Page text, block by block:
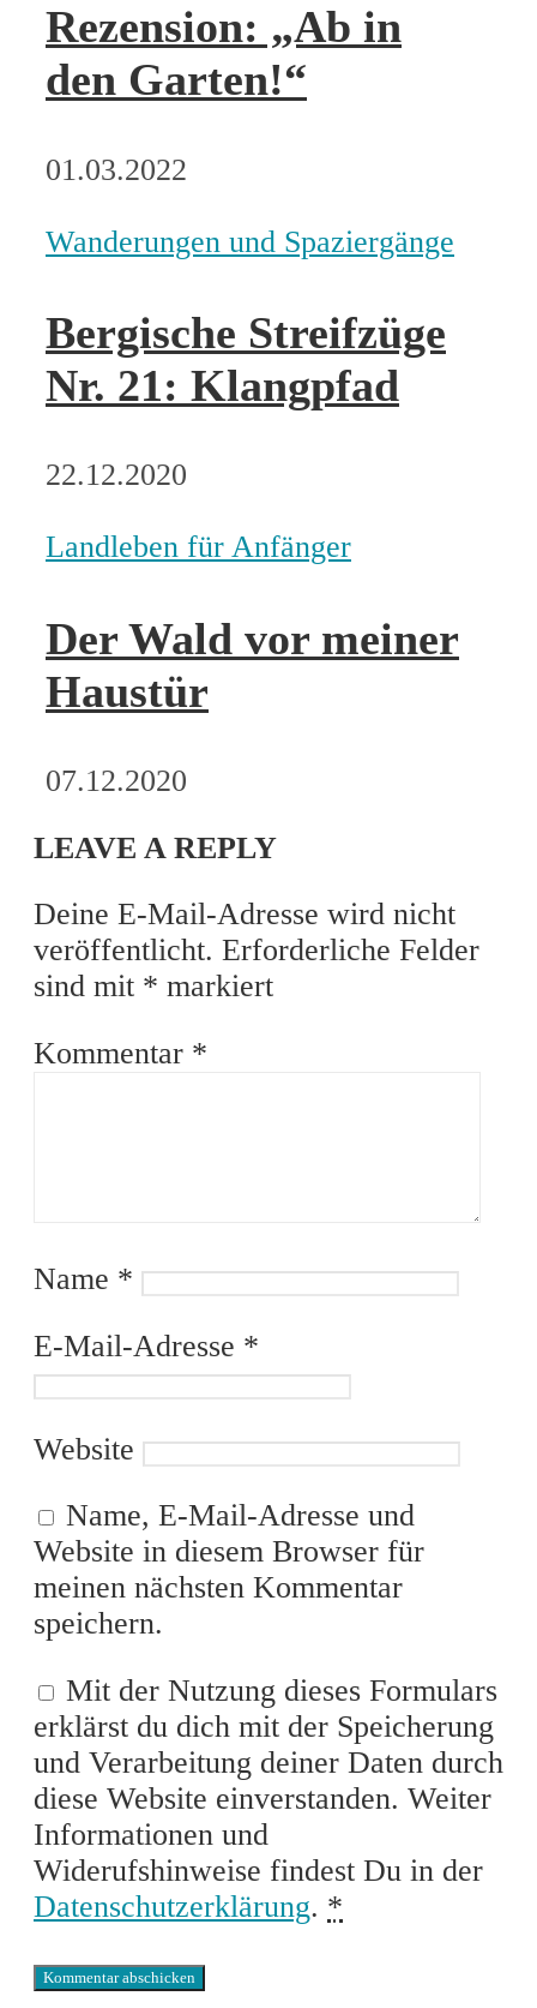
Rezension: „Ab in
den Garten!“
01.03.2022
Wanderungen und Spaziergänge
Bergische Streifzüge
Nr. 21: Klangpfad
22.12.2020
Landleben für Anfänger
Der Wald vor meiner
Haustür
07.12.2020
LEAVE A REPLY
Deine E-Mail-Adresse wird nicht
veröffentlicht. Erforderliche Felder
sind mit * markiert
Kommentar *
Name *
E-Mail-Adresse *
Website
Name, E-Mail-Adresse und
Website in diesem Browser für
meinen nächsten Kommentar
speichern.
Mit der Nutzung dieses Formulars
erklärst du dich mit der Speicherung
und Verarbeitung deiner Daten durch
diese Website einverstanden. Weiter
Informationen und
Widerufshinweise findest Du in der
Datenschutzerklärung. *